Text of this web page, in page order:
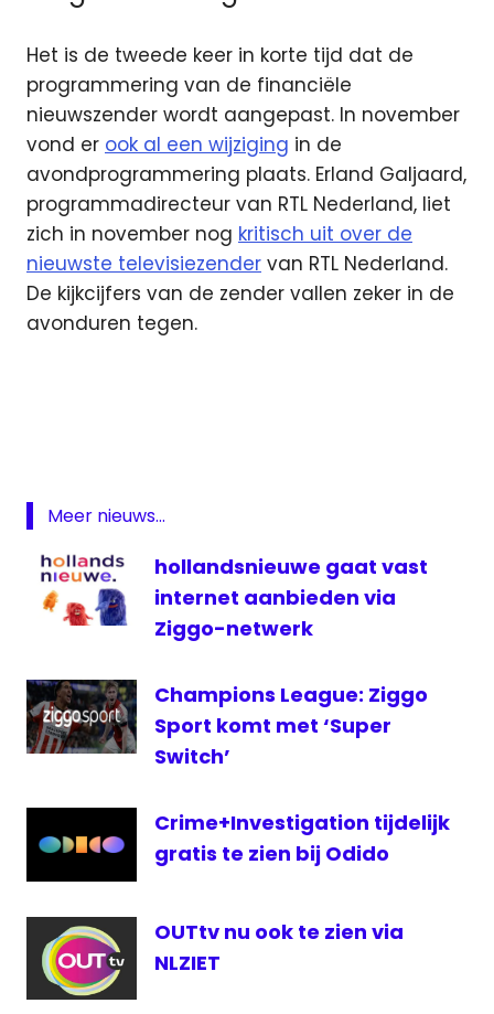
Het is de tweede keer in korte tijd dat de
programmering van de financiële
nieuwszender wordt aangepast. In november
vond er ook al een wijziging in de
avondprogrammering plaats. Erland Galjaard,
programmadirecteur van RTL Nederland, liet
zich in november nog kritisch uit over de
nieuwste televisiezender van RTL Nederland.
De kijkcijfers van de zender vallen zeker in de
avonduren tegen.
Z
televisie
Meer nieuws...
hollandsnieuwe gaat vast
internet aanbieden via
Ziggo-netwerk
Champions League: Ziggo
Sport komt met ‘Super
Switch’
Crime+Investigation tijdelijk
gratis te zien bij Odido
OUTtv nu ook te zien via
NLZIET